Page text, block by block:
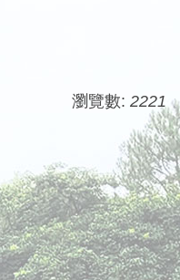
瀏覽數: 2221